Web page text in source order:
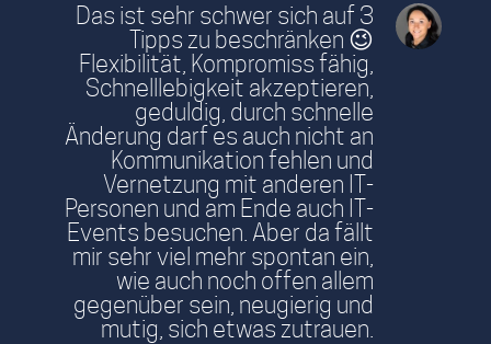
Das ist sehr schwer sich auf 3
Tipps zu beschränken 😉
Flexibilität, Kompromiss fähig,
Schnelllebigkeit akzeptieren,
geduldig, durch schnelle
Änderung darf es auch nicht an
Kommunikation fehlen und
Vernetzung mit anderen IT-
Personen und am Ende auch IT-
Events besuchen. Aber da fällt
mir sehr viel mehr spontan ein,
wie auch noch offen allem
gegenüber sein, neugierig und
mutig, sich etwas zutrauen.